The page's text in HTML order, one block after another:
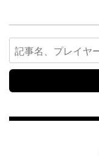
Search
for: